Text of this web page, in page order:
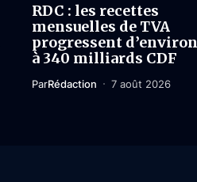
RDC : les recettes
mensuelles de TVA
progressent d’environ
à 340 milliards CDF
ParRédaction 7 août 2026